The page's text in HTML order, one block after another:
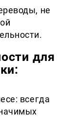
не
для
всегда